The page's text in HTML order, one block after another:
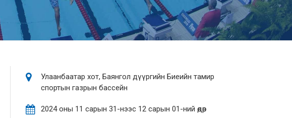
Улаанбаатар хот, Баянгол дүүргийн Биеийн тамир
спортын газрын бассейн
2024 оны 11 сарын 31-нээс 12 сарын 01-ний өдөр